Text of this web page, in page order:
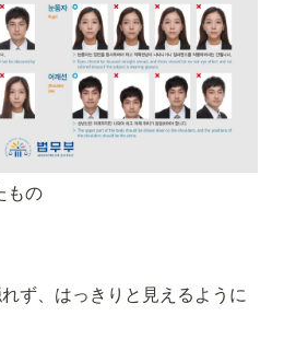
もの
ず、はっきりと見えるように